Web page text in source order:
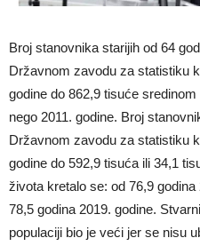
Broj stanovnika starijih od 64
Državnom zavodu za statistiku
godine do 862,9 tisuće
nego 2011. godine. Broj
Državnom zavodu za statistiku
godine do 592,9 tisuća ili 34,1
života kretalo se: od 76,9
78,5 godina 2019. godine.
populaciji bio je veći jer se nisu